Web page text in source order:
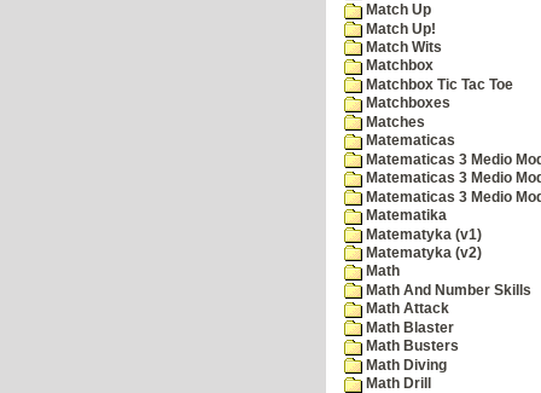
Match Up
Match Up!
Match Wits
Matchbox
Matchbox Tic Tac Toe
Matchboxes
Matches
Matematicas
Matematicas 3 Medio
Matematicas 3 Medio
Matematicas 3 Medio
Matematika
Matematyka (v1)
Matematyka (v2)
Math
Math And Number Skills
Math Attack
Math Blaster
Math Busters
Math Diving
Math Drill